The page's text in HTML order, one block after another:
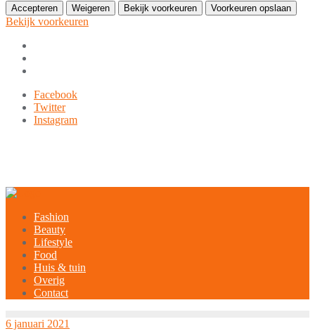
Accepteren Weigeren Bekijk voorkeuren Voorkeuren opslaan
Bekijk voorkeuren
naar
Facebook
Twitter
Instagram
Fashion
Beauty
Lifestyle
Food
Huis & tuin
Overig
Contact
6 januari 2021